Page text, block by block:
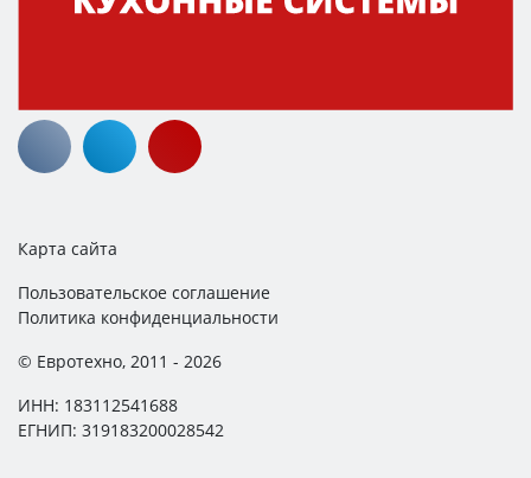
Карта сайта
Пользовательское соглашение
Политика конфиденциальности
© Евротехно, 2011 - 2026
ИНН: 183112541688
ЕГНИП: 319183200028542